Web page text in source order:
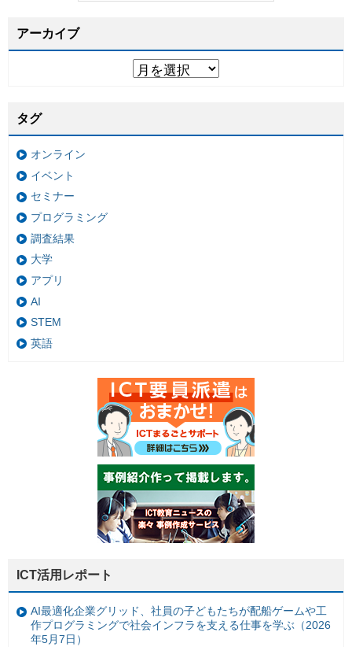
アーカイブ
タグ
オンライン
イベント
セミナー
プログラミング
調査結果
大学
アプリ
AI
STEM
英語
ICT活用レポート
AI最適化企業グリッド、社員の子どもたちが配船ゲームや工
作プログラミングで社会インフラを支える仕事を学ぶ（2026
年5月7日）